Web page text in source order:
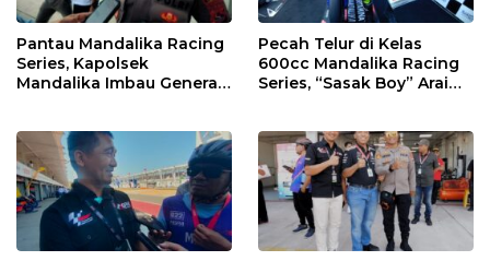
Pantau Mandalika Racing
Series, Kapolsek
Mandalika Imbau Generasi
Pecah Telur di Kelas
600cc Mandalika Racing
Series, “Sasak Boy” Arai